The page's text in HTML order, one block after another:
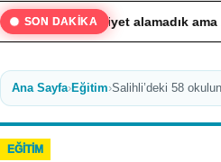
SON DAKİKA
alamadık ama 1 puan da
Ana Sayfa›Eğitim›Salihli’deki 58
EĞITIM